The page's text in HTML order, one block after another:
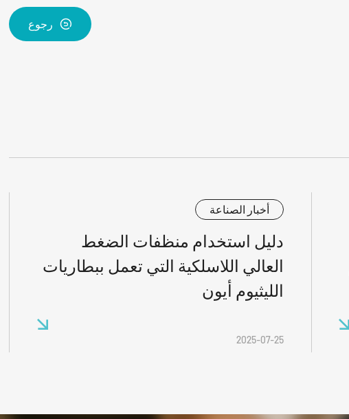
رجوع
أخبار الصناعة
دليل استخدام منظفات الضغط
العالي اللاسلكية التي تعمل ببطاريات
الليثيوم أيون
2025-07-25